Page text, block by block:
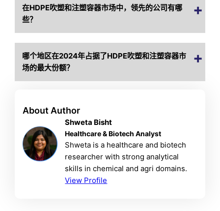
在HDPE吹塑和注塑容器市场中，领先的公司有哪
些？
哪个地区在2024年占据了HDPE吹塑和注塑容器市
场的最大份额？
About Author
Shweta Bisht
Healthcare & Biotech Analyst
Shweta is a healthcare and biotech
researcher with strong analytical
skills in chemical and agri domains.
View Profile